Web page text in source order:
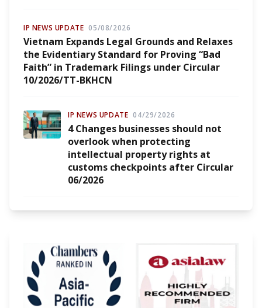
IP NEWS UPDATE 05/08/2026
Vietnam Expands Legal Grounds and Relaxes
the Evidentiary Standard for Proving “Bad
Faith” in Trademark Filings under Circular
10/2026/TT-BKHCN
IP NEWS UPDATE 04/29/2026
4 Changes businesses should not
overlook when protecting
intellectual property rights at
customs checkpoints after Circular
06/2026